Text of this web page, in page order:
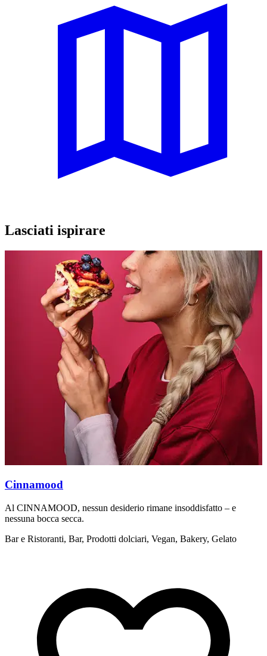
Lasciati ispirare
Cinnamood
Al CINNAMOOD, nessun desiderio rimane insoddisfatto – e
nessuna bocca secca.
Bar e Ristoranti, Bar, Prodotti dolciari, Vegan, Bakery, Gelato